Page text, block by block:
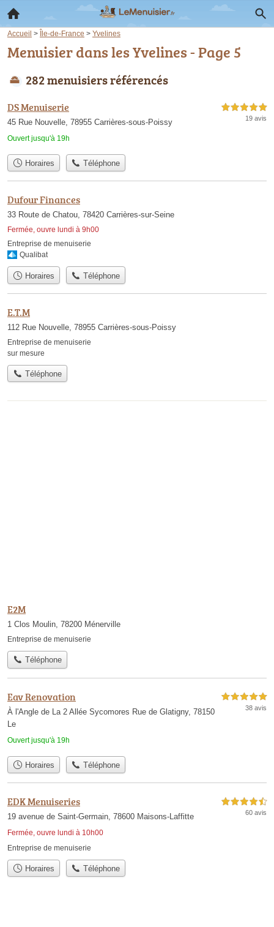
Accueil > Île-de-France > Yvelines
Menuisier dans les Yvelines - Page 5
282 menuisiers référencés
DS Menuiserie
45 Rue Nouvelle, 78955 Carrières-sous-Poissy
Ouvert jusqu'à 19h
5,0 étoiles sur 5
19 avis
Horaires Téléphone
Dufour Finances
33 Route de Chatou, 78420 Carrières-sur-Seine
Fermée, ouvre lundi à 9h00
Entreprise de menuiserie
Qualibat
Horaires Téléphone
E.T.M
112 Rue Nouvelle, 78955 Carrières-sous-Poissy
Entreprise de menuiserie
sur mesure
Téléphone
E2M
1 Clos Moulin, 78200 Ménerville
Entreprise de menuiserie
Téléphone
Eav Renovation
À l'Angle de La 2 Allée Sycomores Rue de Glatigny, 78150
Le
Ouvert jusqu'à 19h
5,0 étoiles sur 5
38 avis
Horaires Téléphone
EDK Menuiseries
19 avenue de Saint-Germain, 78600 Maisons-Laffitte
Fermée, ouvre lundi à 10h00
4,5 étoiles sur 5
60 avis
Entreprise de menuiserie
Horaires Téléphone